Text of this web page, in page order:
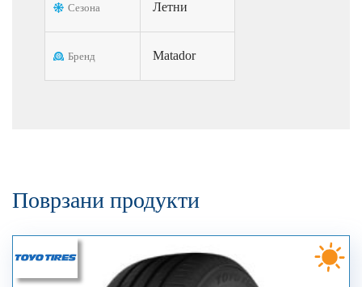
Сезона Летни
Бренд Matador
Поврзани продукти